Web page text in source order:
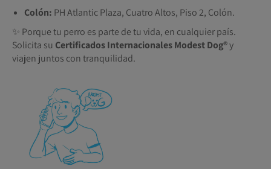
Colón: PH Atlantic Plaza, Cuatro Altos, Piso 2, Colón.
✨ Porque tu perro es parte de tu vida, en cualquier país.
Solicita su Certificados Internacionales Modest Dog®️y
viajen juntos con tranquilidad.